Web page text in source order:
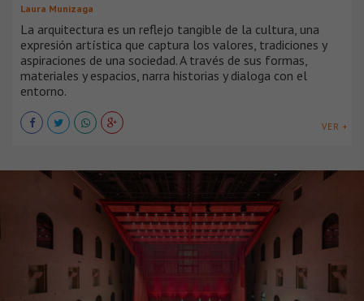
Laura Munizaga
La arquitectura es un reflejo tangible de la cultura, una
expresión artística que captura los valores, tradiciones y
aspiraciones de una sociedad. A través de sus formas,
materiales y espacios, narra historias y dialoga con el
entorno.
VER +